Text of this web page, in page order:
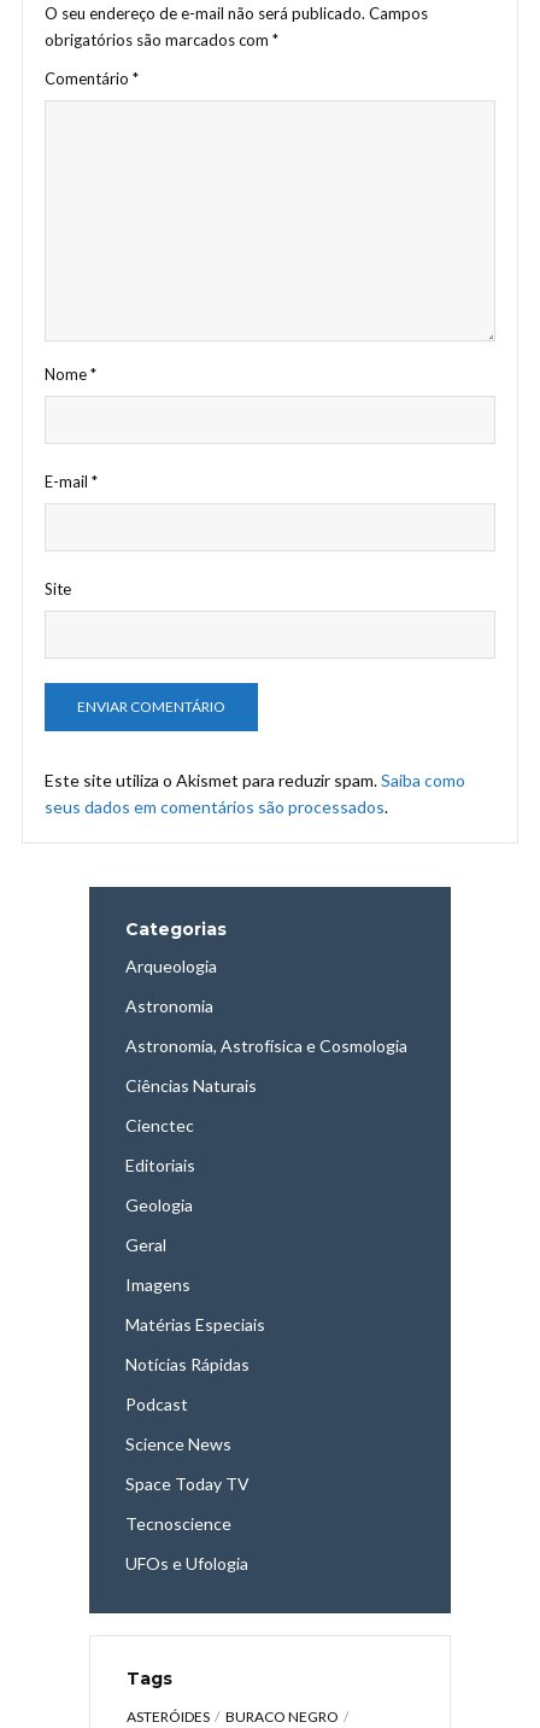
O seu endereço de e-mail não será publicado. Campos
obrigatórios são marcados com *
Comentário *
Nome*
E-mail *
Site
Este site utiliza o Akismet para reduzir spam.Saiba como
seus dados em comentários são processados.
Categorias
Arqueologia
Astronomia
Astronomia, Astrofísica e Cosmologia
Ciências Naturais
Cienctec
Editoriais
Geologia
Geral
Imagens
Matérias Especiais
Notícias Rápidas
Podcast
Science News
Space Today TV
Tecnoscience
UFOs e Ufologia
Tags
ASTERÓIDES
BURACO NEGRO